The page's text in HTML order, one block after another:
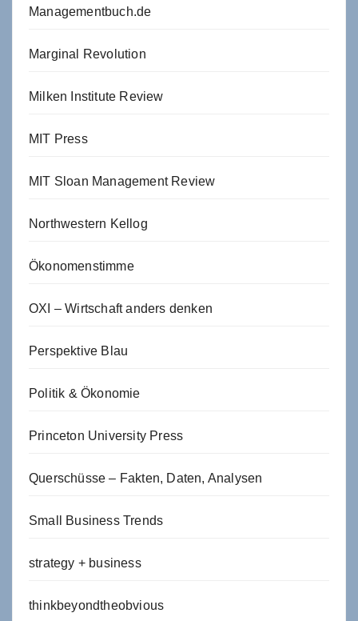
Managementbuch.de
Marginal Revolution
Milken Institute Review
MIT Press
MIT Sloan Management Review
Northwestern Kellog
Ökonomenstimme
OXI – Wirtschaft anders denken
Perspektive Blau
Politik & Ökonomie
Princeton University Press
Querschüsse – Fakten, Daten, Analysen
Small Business Trends
strategy + business
thinkbeyondtheobvious